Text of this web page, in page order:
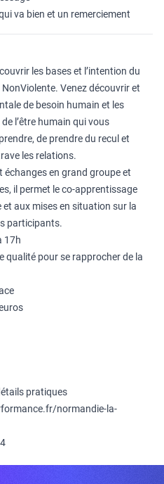
va bien et un remerciement
les bases et l’intention du
Venez découvrir et
de besoin humain et les
l’être humain qui vous
de prendre du recul et
les relations.
en grand groupe et
il permet le co-apprentissage
et aux mises en situation sur la
participants.
17h
qualité pour se rapprocher de la
pratiques
normandie-la-